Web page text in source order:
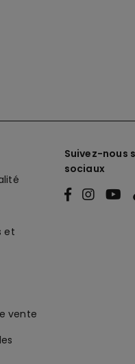
et
vente
Suivez-nous
sociaux